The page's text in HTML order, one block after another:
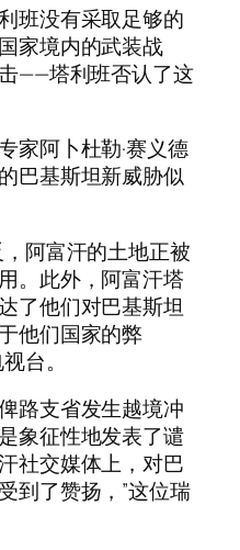
班没有采取足够的
家境内的武装战
——塔利班否认了这
家阿卜杜勒·赛义德
巴基斯坦新威胁似
阿富汗的土地正被
。此外，阿富汗塔
了他们对巴基斯坦
他们国家的弊
台。
路支省发生越境冲
象征性地发表了谴
社交媒体上，对巴
到了赞扬，”这位瑞